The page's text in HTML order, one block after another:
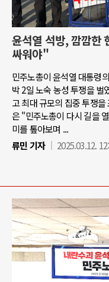
윤석열 석방, 깜깜한
싸워야"
민주노총이 윤석열 대통령
박 2일 노숙 농성 투쟁을 벌
고 최대 규모의 집중 투쟁
은 "민주노총이 다시 길을
미를 톺아보며 ...
류민 기자
2025.03.12.